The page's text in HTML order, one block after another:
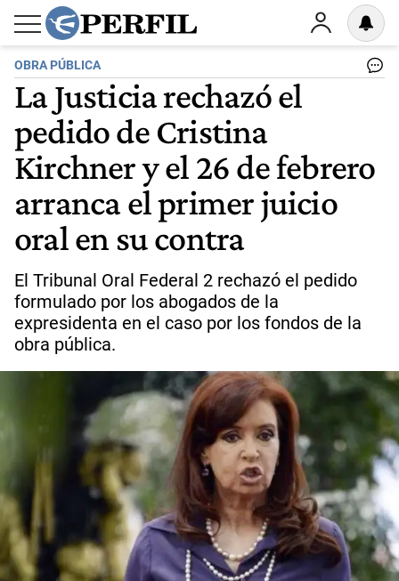
OBRA PÚBLICA
La Justicia rechazó el
pedido de Cristina
Kirchner y el 26 de febrero
arranca el primer juicio
oral en su contra
El Tribunal Oral Federal 2 rechazó el pedido
formulado por los abogados de la
expresidenta en el caso por los fondos de la
obra pública.